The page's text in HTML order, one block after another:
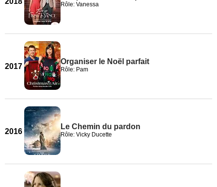
Rôle: Vanessa
2017
Organiser le Noël parfait
Rôle: Pam
2016
Le Chemin du pardon
Rôle: Vicky Ducette